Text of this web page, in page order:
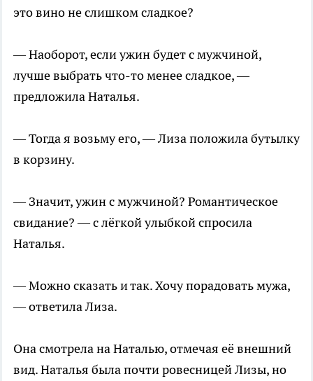
это вино не слишком сладкое?
— Наоборот, если ужин будет с мужчиной,
лучше выбрать что-то менее сладкое, —
предложила Наталья.
— Тогда я возьму его, — Лиза положила бутылку
в корзину.
— Значит, ужин с мужчиной? Романтическое
свидание? — с лёгкой улыбкой спросила
Наталья.
— Можно сказать и так. Хочу порадовать мужа,
— ответила Лиза.
Она смотрела на Наталью, отмечая её внешний
вид. Наталья была почти ровесницей Лизы, но